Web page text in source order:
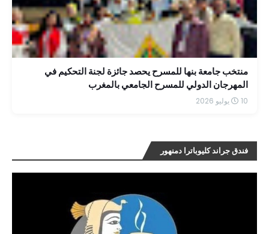
منتخب جامعة بنها للمسرح يحصد جائزة لجنة التحكيم في
المهرجان الدولي للمسرح الجامعي بالمغرب
10 يوليو 2026
فندق جراند كليوباترا دمنهور